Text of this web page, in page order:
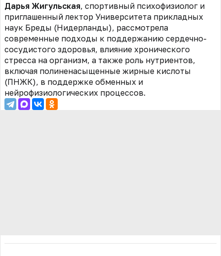
Дарья Жигульская, спортивный психофизиолог и
приглашенный лектор Университета прикладных
наук Бреды (Нидерланды), рассмотрела
современные подходы к поддержанию сердечно-
сосудистого здоровья, влияние хронического
стресса на организм, а также роль нутриентов,
включая полиненасыщенные жирные кислоты
(ПНЖК), в поддержке обменных и
нейрофизиологических процессов.